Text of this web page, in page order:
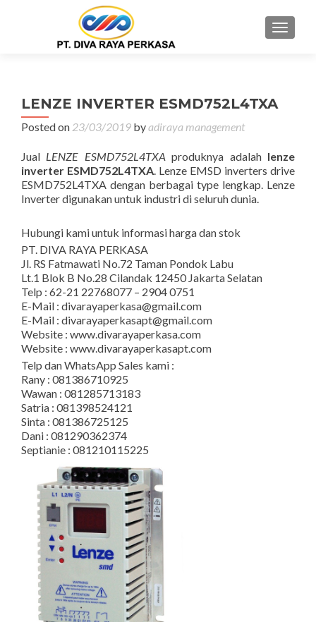
MENU
LENZE INVERTER ESMD752L4TXA
Posted on 23/03/2019 byadiraya management
Jual LENZE ESMD752L4TXA produknya adalah lenze
inverter ESMD752L4TXA. Lenze EMSD inverters drive
ESMD752L4TXA dengan berbagai type lengkap. Lenze
Inverter digunakan untuk industri di seluruh dunia.
Hubungi kami untuk informasi harga dan stok
PT. DIVA RAYA PERKASA
Jl. RS Fatmawati No.72 Taman Pondok Labu
Lt.1 Blok B No.28 Cilandak 12450 Jakarta Selatan
Telp : 62-21 22768077 – 2904 0751
E-Mail : divarayaperkasa@gmail.com
E-Mail : divarayaperkasapt@gmail.com
Website : www.divarayaperkasa.com
Website : www.divarayaperkasapt.com
Telp dan WhatsApp Sales kami :
Rany : 081386710925
Wawan : 081285713183
Satria : 081398524121
Sinta : 081386725125
Dani : 081290362374
Septianie : 081210115225